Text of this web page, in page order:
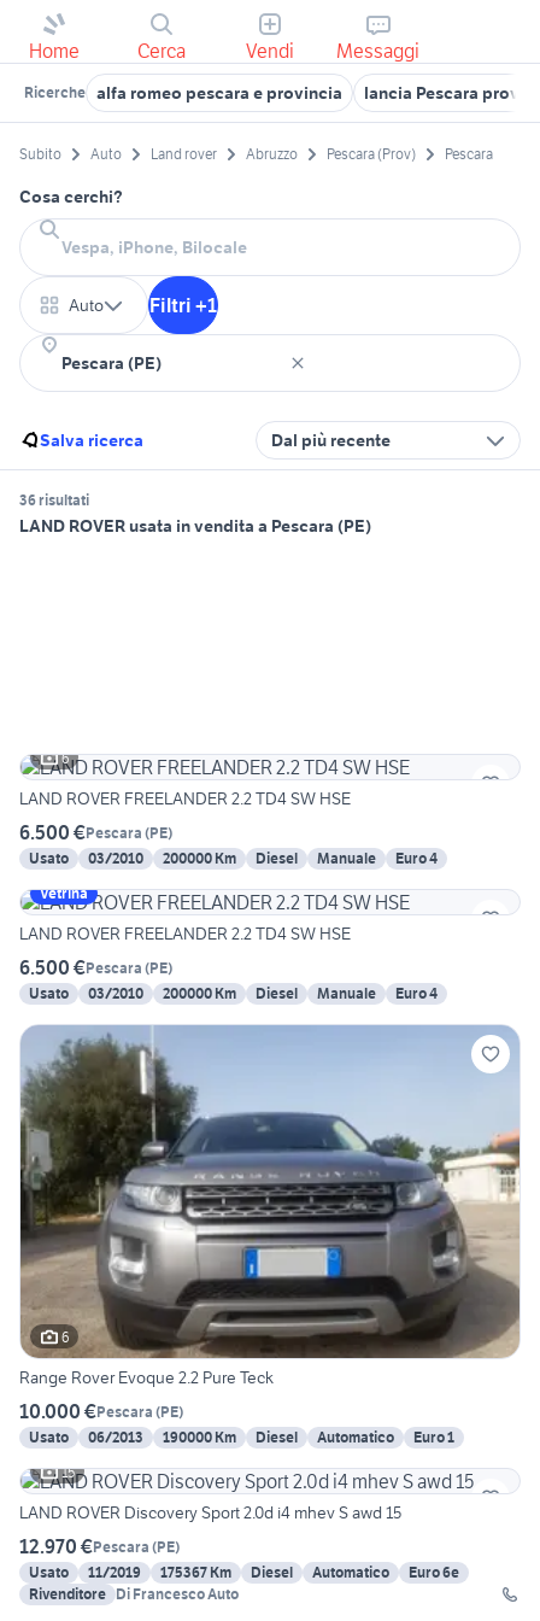
Home Cerca Vendi Messaggi
Ricerche alfa romeo pescara e provincia lancia Pescara
Subito Auto Land rover Abruzzo Pescara (Prov) Pescara
Cosa cerchi?
Auto Filtri +1
Salva ricerca Dal più recente
36 risultati
LAND ROVER usata in vendita a Pescara (PE)
6
LAND ROVER FREELANDER 2.2 TD4 SW HSE
6.500 €Pescara (PE)
Usato
03/2010 200000 Km Diesel Manuale
Euro 4
Vetrina
LAND ROVER FREELANDER 2.2 TD4 SW HSE
6.500 €Pescara (PE)
Usato
03/2010 200000 Km Diesel Manuale Euro 4
6
Range Rover Evoque 2.2 Pure Teck
10.000 €Pescara (PE)
Usato
06/2013 190000 Km Diesel Automatico
Euro 1
15
LAND ROVER Discovery Sport 2.0d i4 mhev S awd 15
12.970 €Pescara (PE)
Usato
11/2019 175367 Km Diesel Automatico
Euro 6e
Rivenditore Di Francesco Auto